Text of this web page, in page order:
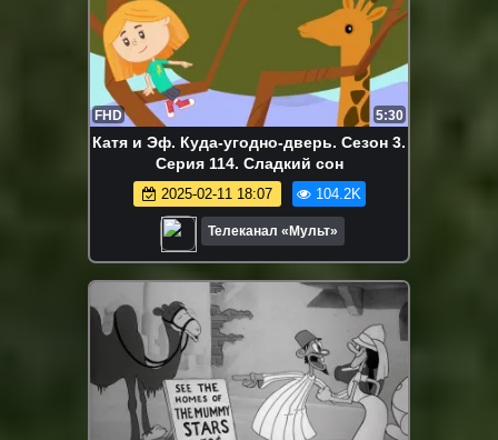
FHD 5:30
Катя и Эф. Куда-угодно-дверь. Сезон 3.
Серия 114. Сладкий сон
2025-02-11 18:07 104.2K
Телеканал «Мульт»